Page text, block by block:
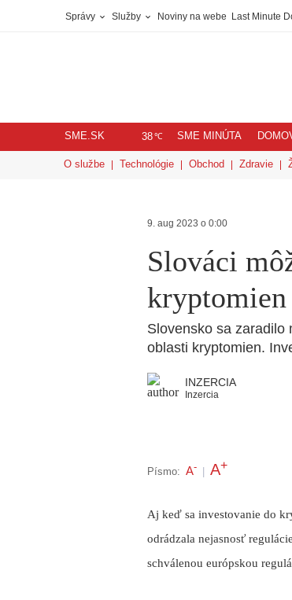
Správy Služby Noviny na webe Last Minute
SME.SK 38℃ SME MINÚTA
O službe Technológie Obchod Zdravie
9. aug 2023 o 0:00
Slováci
kryptomien
Slovensko sa zaradilo
oblasti kryptomien.
INZERCIA
Inzercia
Písmo: A- A+
Aj keď sa investovanie do
odrádzala nejasnosť
schválenou európskou